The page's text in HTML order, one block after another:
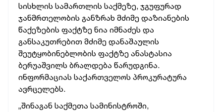
სისხლის სამართლის საქმეზე, ჯგუფურად
ჯანმრთელობის განზრახ მძიმე დაზიანების
წაქეზების ფაქტზე ნია იმნაძეს და
განსაკუთრებით მძიმე დანაშაულის
შეუტყობინებლობის ფაქტზე ანასტასია
ბერუაშვილს ბრალდება წარუდგინა.
ინფორმაციას საქართველოს პროკურატურა
ავრცელებს.
„შინაგან საქმეთა სამინისტროში,